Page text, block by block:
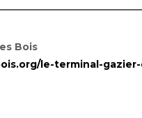
Bois
le-terminal-